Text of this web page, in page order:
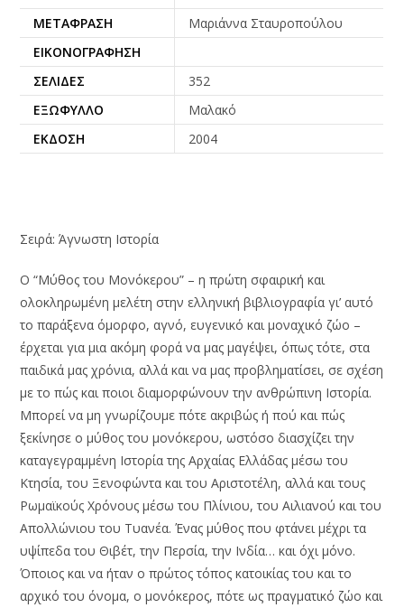
ΜΕΤΆΦΡΑΣΗ
Μαριάννα Σταυροπούλου
ΕΙΚΟΝΟΓΡΆΦΗΣΗ
ΣΕΛΊΔΕΣ
352
ΕΞΏΦΥΛΛΟ
Μαλακό
ΈΚΔΟΣΗ
2004
Σειρά: Άγνωστη Ιστορία
Ο “Μύθος του Μονόκερου” – η πρώτη σφαιρική και
ολοκληρωμένη μελέτη στην ελληνική βιβλιογραφία γι’ αυτό
το παράξενα όμορφο, αγνό, ευγενικό και μοναχικό ζώο –
έρχεται για μια ακόμη φορά να μας μαγέψει, όπως τότε, στα
παιδικά μας χρόνια, αλλά και να μας προβληματίσει, σε σχέση
με το πώς και ποιοι διαμορφώνουν την ανθρώπινη Ιστορία.
Μπορεί να μη γνωρίζουμε πότε ακριβώς ή πού και πώς
ξεκίνησε ο μύθος του μονόκερου, ωστόσο διασχίζει την
καταγεγραμμένη Ιστορία της Αρχαίας Ελλάδας μέσω του
Κτησία, του Ξενοφώντα και του Αριστοτέλη, αλλά και τους
Ρωμαϊκούς Χρόνους μέσω του Πλίνιου, του Αιλιανού και του
Απολλώνιου του Τυανέα. Ένας μύθος που φτάνει μέχρι τα
υψίπεδα του Θιβέτ, την Περσία, την Ινδία… και όχι μόνο.
Όποιος και να ήταν ο πρώτος τόπος κατοικίας του και το
αρχικό του όνομα, ο μονόκερος, πότε ως πραγματικό ζώο και